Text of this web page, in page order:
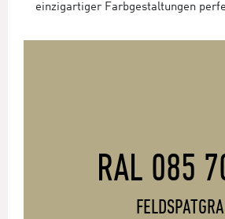
einzigartiger Farbgestaltungen
RAL 085